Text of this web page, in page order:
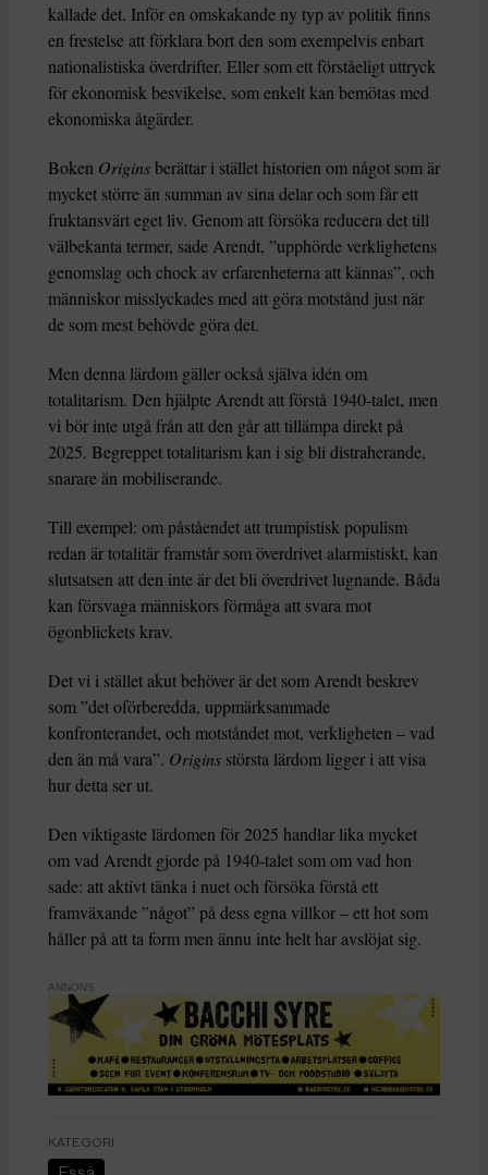
kallade det. Inför en omskakande ny typ av politik finns
en frestelse att förklara bort den som exempelvis enbart
nationalistiska överdrifter. Eller som ett förståeligt uttryck
för ekonomisk besvikelse, som enkelt kan bemötas med
ekonomiska åtgärder.
Boken Originsberättar i stället historien om något som är
mycket större än summan av sina delar och som får ett
fruktansvärt eget liv. Genom att försöka reducera det till
välbekanta termer, sade Arendt, ”upphörde verklighetens
genomslag och chock av erfarenheterna att kännas”, och
människor misslyckades med att göra motstånd just när
de som mest behövde göra det.
Men denna lärdom gäller också själva idén om
totalitarism. Den hjälpte Arendt att förstå 1940-talet, men
vi bör inte utgå från att den går att tillämpa direkt på
2025. Begreppet totalitarism kan i sig bli distraherande,
snarare än mobiliserande.
Till exempel: om påståendet att trumpistisk populism
redan är totalitär framstår som överdrivet alarmistiskt, kan
slutsatsen att den inte är det bli överdrivet lugnande. Båda
kan försvaga människors förmåga att svara mot
ögonblickets krav.
Det vi i stället akut behöver är det som Arendt beskrev
som ”det oförberedda, uppmärksammade
konfronterandet, och motståndet mot, verkligheten – vad
den än må vara”. Origins största lärdom ligger i att visa
hur detta ser ut.
Den viktigaste lärdomen för 2025 handlar lika mycket
om vad Arendt gjorde på 1940-talet som om vad hon
sade: att aktivt tänka i nuet och försöka förstå ett
framväxande ”något” på dess egna villkor – ett hot som
håller på att ta form men ännu inte helt har avslöjat sig.
ANNONS
KATEGORI